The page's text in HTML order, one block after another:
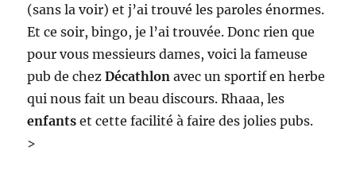
(sans la voir) et j’ai trouvé les paroles énormes.
Et ce soir, bingo, je l’ai trouvée. Donc rien que
pour vous messieurs dames, voici la fameuse
pub de chezDécathlon avec un sportif en herbe
qui nous fait un beau discours. Rhaaa, les
enfants et cette facilité à faire des jolies pubs.
>